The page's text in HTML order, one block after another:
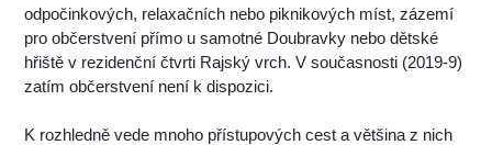
odpočinkových, relaxačních nebo piknikových míst, zázemí
pro občerstvení přímo u samotné Doubravky nebo dětské
hřiště v rezidenční čtvrti Rajský vrch. V současnosti (2019-9)
zatím občerstvení není k dispozici.
K rozhledně vede mnoho přístupových cest a většina z nich